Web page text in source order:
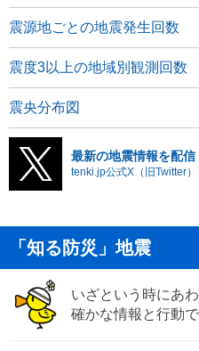
震源地ごとの地震発生回数
震度3以上の地域別観測回数
震央分布図
最新の地震情報を配信
tenki.jp公式X（旧Twitter）
「知る防災」地震
いざという時にあ
確かな情報と行動